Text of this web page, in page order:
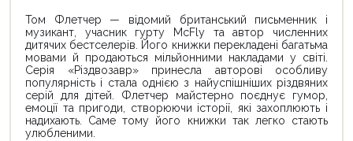
Том Флетчер — відомий британський письменник і
музикант, учасник гурту McFly та автор численних
дитячих бестселерів. Його книжки перекладені багатьма
мовами й продаються мільйонними накладами у світі.
Серія «Різдвозавр» принесла авторові особливу
популярність і стала однією з найуспішніших різдвяних
серій для дітей. Флетчер майстерно поєднує гумор,
емоції та пригоди, створюючи історії, які захоплюють і
надихають. Саме тому його книжки так легко стають
улюбленими.